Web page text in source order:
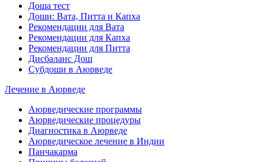
Доша тест
Доши: Вата, Питта и Капха
Рекомендации для Вата
Рекомендации для Капха
Рекомендации для Питта
Дисбаланс Дош
Субдоши в Аюрведе
Лечение в Аюрведе
Аюрведические программы
Аюрведические процедуры
Диагностика в Аюрведе
Аюрведическое лечение в Индии
Панчакарма